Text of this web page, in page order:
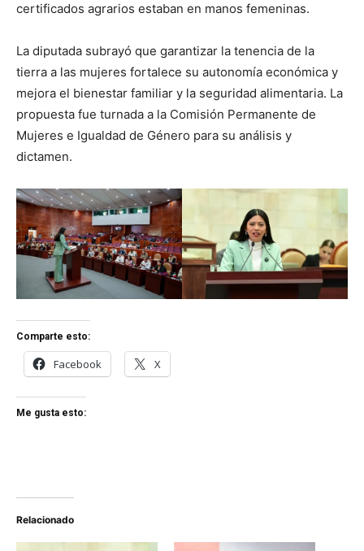
certificados agrarios estaban en manos femeninas.
La diputada subrayó que garantizar la tenencia de la
tierra a las mujeres fortalece su autonomía económica y
mejora el bienestar familiar y la seguridad alimentaria. La
propuesta fue turnada a la Comisión Permanente de
Mujeres e Igualdad de Género para su análisis y
dictamen.
Comparte esto:
Facebook X
Me gusta esto:
Relacionado